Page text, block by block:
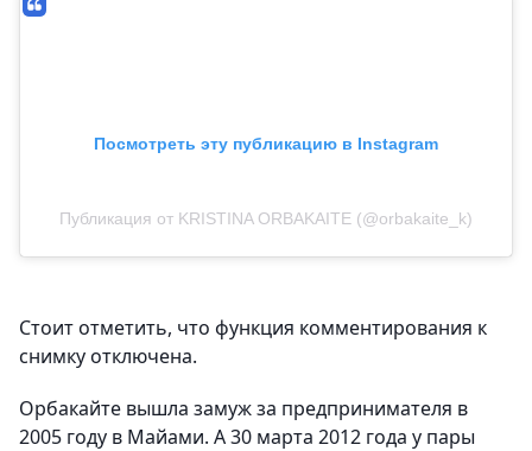
Посмотреть эту публикацию в Instagram
Публикация от KRISTINA ORBAKAITE (@orbakaite_k)
Стоит отметить, что функция комментирования к
снимку отключена.
Орбакайте вышла замуж за предпринимателя в
2005 году в Майами. А 30 марта 2012 года у пары